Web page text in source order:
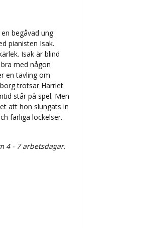
begåvad ung
pianisten Isak.
Isak är blind
med någon
en tävling om
trotsar Harriet
står på spel. Men
att hon slungats in
farliga lockelser.
4 - 7 arbetsdagar.